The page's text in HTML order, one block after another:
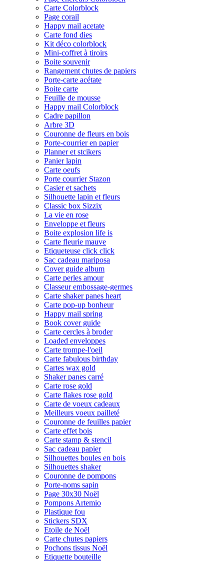
Carte Colorblock
Page corail
Happy mail acetate
Carte fond dies
Kit déco colorblock
Mini-coffret à tiroirs
Boite souvenir
Rangement chutes de papiers
Porte-carte acétate
Boite carte
Feuille de mousse
Happy mail Colorblock
Cadre papillon
Arbre 3D
Couronne de fleurs en bois
Porte-courrier en papier
Planner et stcikers
Panier lapin
Carte oeufs
Porte courrier Stazon
Casier et sachets
Silhouette lapin et fleurs
Classic box Sizzix
La vie en rose
Enveloppe et fleurs
Boite explosion life is
Carte fleurie mauve
Etiqueteuse click click
Sac cadeau mariposa
Cover guide album
Carte perles amour
Classeur embossage-germes
Carte shaker panes heart
Carte pop-up bonheur
Happy mail spring
Book cover guide
Carte cercles à broder
Loaded enveloppes
Carte trompe-l'oeil
Carte fabulous birthday
Cartes wax gold
Shaker panes carré
Carte rose gold
Carte flakes rose gold
Carte de voeux cadeaux
Meilleurs voeux pailleté
Couronne de feuilles papier
Carte effet bois
Carte stamp & stencil
Sac cadeau papier
Silhouettes boules en bois
Silhouettes shaker
Couronne de pompons
Porte-noms sapin
Page 30x30 Noël
Pompons Artemio
Plastique fou
Stickers SDX
Etoile de Noël
Carte chutes papiers
Pochons tissus Noël
Etiquette bouteille